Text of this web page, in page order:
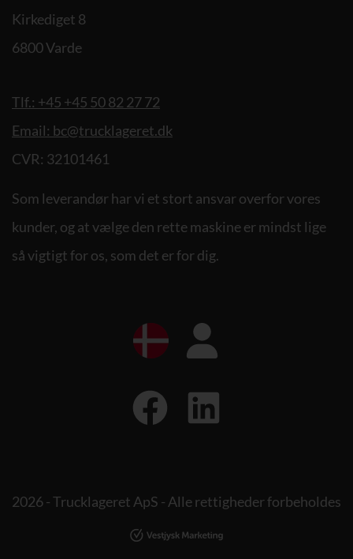
Kirkediget 8
6800 Varde
Tlf.: +45 +45 50 82 27 72
Email: bc@trucklageret.dk
CVR: 32101461
Som leverandør har vi et stort ansvar overfor vores
kunder, og at vælge den rette maskine er mindst lige
så vigtigt for os, som det er for dig.
2026 - Trucklageret ApS - Alle rettigheder forbeholdes